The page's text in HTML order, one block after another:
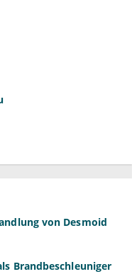
von Desmoid
Brandbeschleuniger